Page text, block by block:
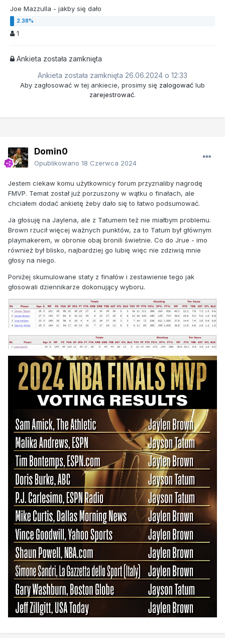
Joe Mazzulla - jakby się dało
1
Ankieta została zamknięta
Aby zagłosować w tej ankiecie, prosimy się zalogować lub
zarejestrować.
Ankieta została zamknięta 26.06.2024 o 12:33
Domin0
Opublikowano 18 Czerwca 2024
Jestem ciekaw komu użytkownicy forum przyznaliby nagrodę
FMVP. Temat został już porzuszony w wątku o finałach, ale
chciałem dodać ankietę żeby dało się to łatwo podsumować.
Ja głosuję na Jaylena, ale z Tatumem też nie miałbym problemu.
Brown rzucił więcej ważnych punktów, za to Tatum był głównym
playmakerem, w obronie obaj bronili świetnie. Co do Jrue - imo
również był blisko, najbardziej go lubię więc nie zdziwią mnie
głosy na niego.
Poniżej skumulowane staty z finałów i zestawienie tego jak
głosowali dziennikarze dokonujący wyboru.